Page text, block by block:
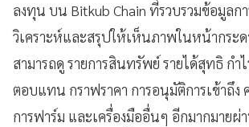
ลงทุน บน Bitkub Chain ที่รวบรวมข้อมูลก
วิเคราะห์และสรุปให้เห็นภาพในหน้ากระ
สามารถดู รายการสินทรัพย์ รายได้สุทธิ กำ
ตอบแทน กราฟราคา การอนุมัติการเข้าถึง
การฟาร์ม และเครื่องมืออื่นๆ อีกมากมายผ่